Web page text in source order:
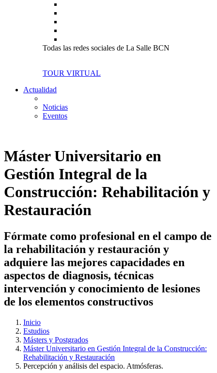
Todas las redes sociales de La Salle BCN
TOUR VIRTUAL
Actualidad
Noticias
Eventos
Máster Universitario en
Gestión Integral de la
Construcción: Rehabilitación y
Restauración
Fórmate como profesional en el campo de
la rehabilitación y restauración y
adquiere las mejores capacidades en
aspectos de diagnosis, técnicas
intervención y conocimiento de lesiones
de los elementos constructivos
Inicio
Estudios
Másters y Postgrados
Máster Universitario en Gestión Integral de la Construcción:
Rehabilitación y Restauración
Percepción y análisis del espacio. Atmósferas.